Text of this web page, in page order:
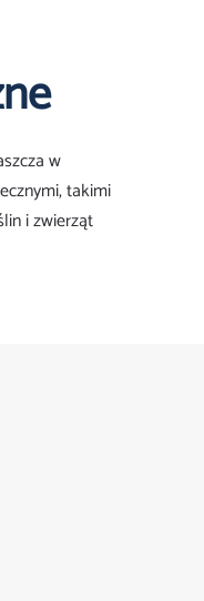
w
takimi
i zwierząt